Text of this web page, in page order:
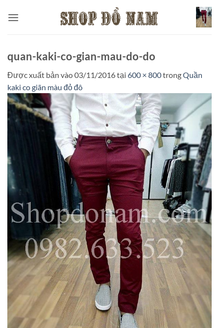
qua
quan-kaki-co-gian-mau-do-do
Được xuất bản vào03/11/2016tại 600 × 800trongQuần
kaki co giãn màu đỏ đô